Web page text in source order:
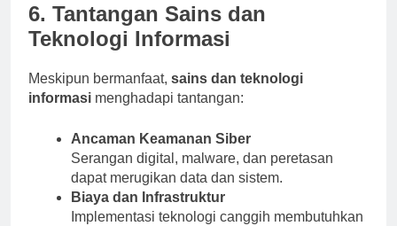
6. Tantangan Sains dan
Teknologi Informasi
Meskipun bermanfaat, sains dan teknologi
informasi menghadapi tantangan:
Ancaman Keamanan Siber
Serangan digital, malware, dan peretasan
dapat merugikan data dan sistem.
Biaya dan Infrastruktur
Implementasi teknologi canggih membutuhkan